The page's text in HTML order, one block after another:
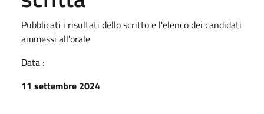
Pubblicati i risultati dello scritto e l'elenco dei candidati
ammessi all'orale
Data :
11 settembre 2024